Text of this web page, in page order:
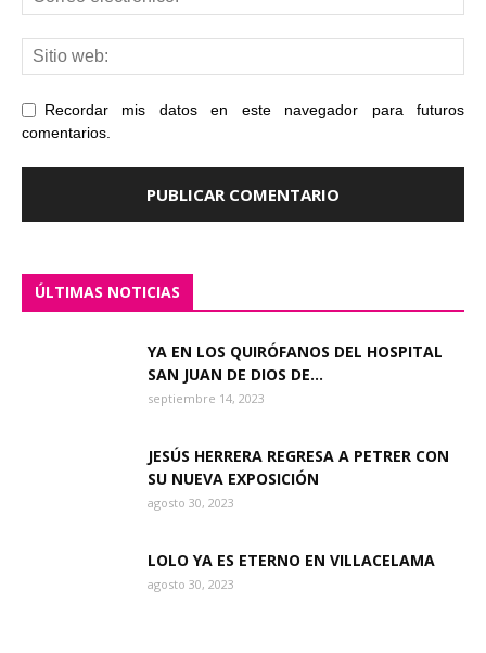
Recordar mis datos en este navegador para futuros
comentarios.
ÚLTIMAS NOTICIAS
YA EN LOS QUIRÓFANOS DEL HOSPITAL
SAN JUAN DE DIOS DE...
septiembre 14, 2023
JESÚS HERRERA REGRESA A PETRER CON
SU NUEVA EXPOSICIÓN
agosto 30, 2023
LOLO YA ES ETERNO EN VILLACELAMA
agosto 30, 2023